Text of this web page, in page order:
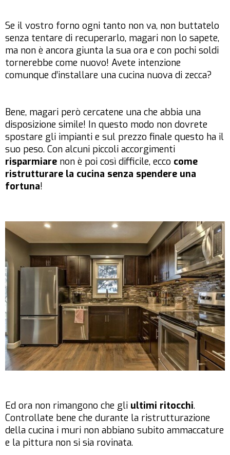
Se il vostro forno ogni tanto non va, non buttatelo
senza tentare di recuperarlo, magari non lo sapete,
ma non è ancora giunta la sua ora e con pochi soldi
tornerebbe come nuovo! Avete intenzione
comunque d’installare una cucina nuova di zecca?
Bene, magari però cercatene una che abbia una
disposizione simile! In questo modo non dovrete
spostare gli impianti e sul prezzo finale questo ha il
suo peso. Con alcuni piccoli accorgimenti
risparmiare non è poi così difficile, ecco come
ristrutturare la cucina senza spendere una
fortuna!
Ed ora non rimangono che gli ultimi ritocchi.
Controllate bene che durante la ristrutturazione
della cucina i muri non abbiano subito ammaccature
e la pittura non si sia rovinata.